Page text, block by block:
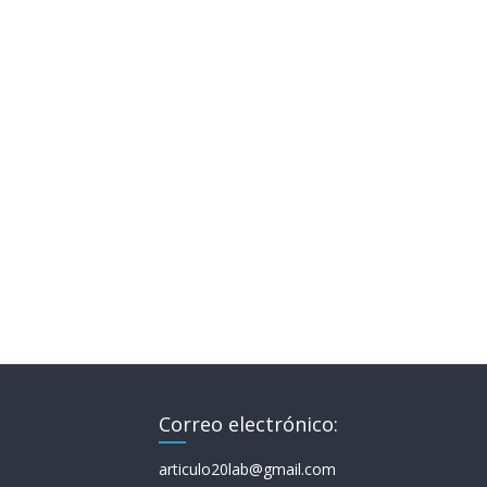
Correo electrónico:
articulo20lab@gmail.com